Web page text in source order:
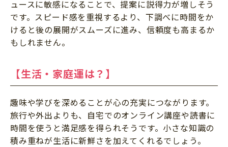
ュースに敏感になることで、提案に説得力が増しそう
です。スピード感を重視するより、下調べに時間をか
けると後の展開がスムーズに進み、信頼度も高まるか
もしれません。
【生活・家庭運は？】
趣味や学びを深めることが心の充実につながります。
旅行や外出よりも、自宅でのオンライン講座や読書に
時間を使うと満足感を得られそうです。小さな知識の
積み重ねが生活に新鮮さを加えてくれるでしょう。